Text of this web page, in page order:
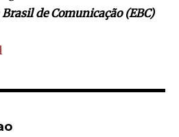
de Comunicação (EBC)